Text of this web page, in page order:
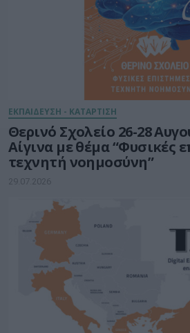
ΕΚΠΑΙΔΕΥΣΗ - ΚΑΤΑΡΤΙΣΗ
Θερινό Σχολείο 26-28
Αίγινα με θέμα “Φυσικές
τεχνητή νοημοσύνη”
29.07.2026